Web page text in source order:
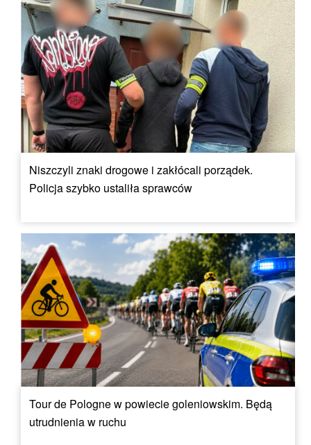
Niszczyli znaki drogowe i zakłócali porządek.
Policja szybko ustaliła sprawców
Tour de Pologne w powiecie goleniowskim. Będą
utrudnienia w ruchu